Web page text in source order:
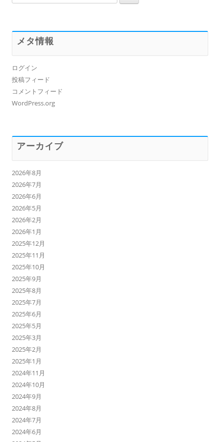
索:
メタ情報
ログイン
投稿フィード
コメントフィード
WordPress.org
アーカイブ
2026年8月
2026年7月
2026年6月
2026年5月
2026年2月
2026年1月
2025年12月
2025年11月
2025年10月
2025年9月
2025年8月
2025年7月
2025年6月
2025年5月
2025年3月
2025年2月
2025年1月
2024年11月
2024年10月
2024年9月
2024年8月
2024年7月
2024年6月